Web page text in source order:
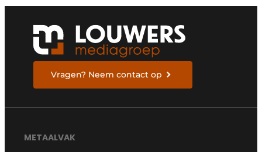
Eigen content aanleveren
Evenement aanmelden
Home
Nieuwsbrief
Podcasts
Vragen? Neem contact op
METAALVAK